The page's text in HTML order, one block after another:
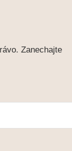
Zanechajte